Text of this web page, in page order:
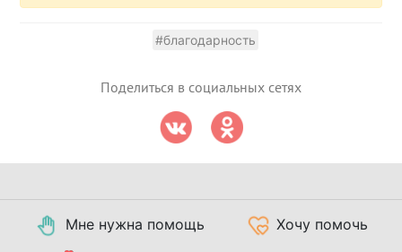
#благодарность
Поделиться в социальных сетях
Мне нужна помощь Хочу помочь